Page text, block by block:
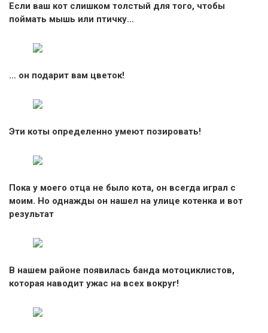
Если ваш кот слишком толстый для того, чтобы
поймать мышь или птичку…
… он подарит вам цветок!
Эти коты определенно умеют позировать!
Пока у моего отца не было кота, он всегда играл с
моим. Но однажды он нашел на улице котенка и вот
результат
В нашем районе появилась банда мотоциклистов,
которая наводит ужас на всех вокруг!